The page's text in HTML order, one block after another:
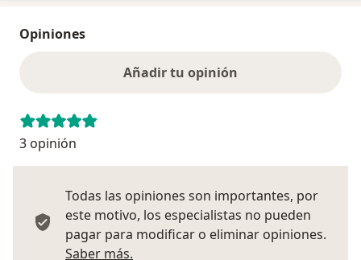
Opiniones
Añadir tu opinión
3 opinión
Todas las opiniones son importantes, por
este motivo, los especialistas no pueden
pagar para modificar o eliminar opiniones.
Saber más.